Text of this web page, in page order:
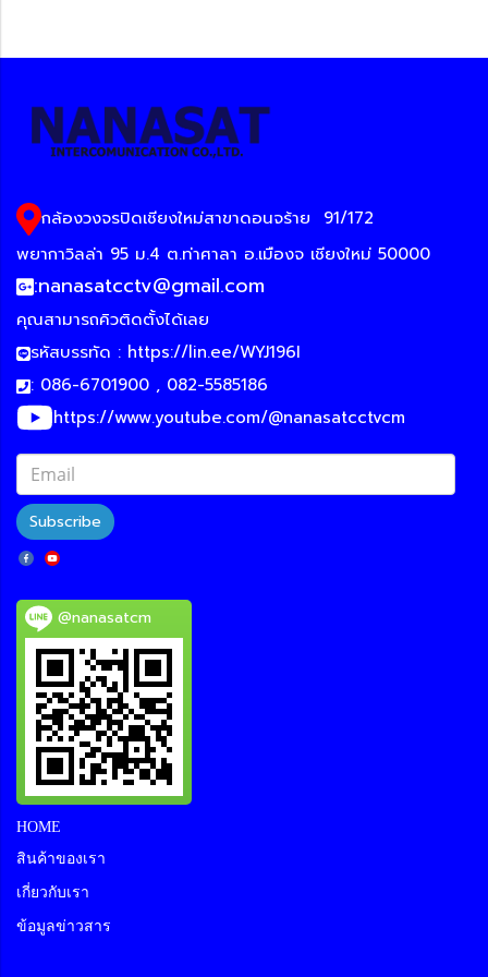
กล้องวงจรปิดเชียงใหม่สาขาดอนจร้าย
91/172
พยากาวิลล่า 95 ม.4 ต.ท่าศาลา อ.เมืองจ เชียงใหม่ 50000
:nanasatcctv@gmail.com
คุณสามารถคิวติดตั้งได้เลย
รหัสบรรทัด : https://lin.ee/WYJ196I
: 086-6701900 , 082-5585186
https://www.youtube.com/@nanasatcctvcm
Subscribe
@nanasatcm
HOME
สินค้าของเรา
เกี่ยวกับเรา
ข้อมูลข่าวสาร